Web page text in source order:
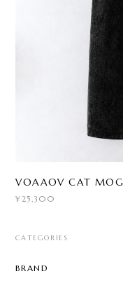
VOAAOV CAT
¥25,300
CATEGORIES
BRAND